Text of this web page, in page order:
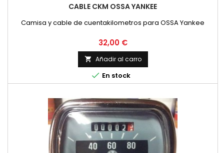
CABLE CKM OSSA YANKEE
Camisa y cable de cuentakilometros para OSSA Yankee
Precio
32,00 €
 Añadir al carro
 En stock